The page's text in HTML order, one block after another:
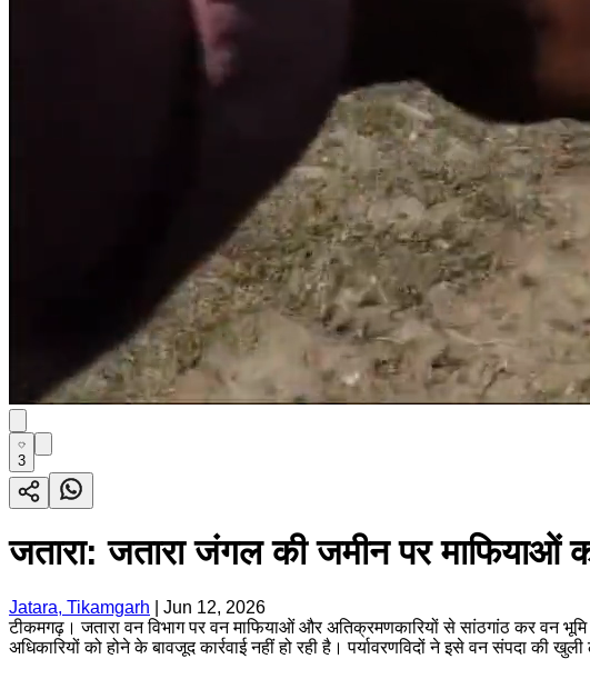
3
जतारा: जतारा जंगल की जमीन पर माफियाओं
Jatara, Tikamgarh
Jun 12, 2026
टीकमगढ़। जतारा वन विभाग पर वन माफियाओं और अतिक्रमणकारियों से सांठगांठ कर वन
अधिकारियों को होने के बावजूद कार्रवाई नहीं हो रही है। पर्यावरणविदों ने इसे वन संपदा की